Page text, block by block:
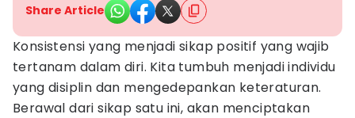
Share Article
Konsistensi yang menjadi sikap positif yang wajib
tertanam dalam diri. Kita tumbuh menjadi individu
yang disiplin dan mengedepankan keteraturan.
Berawal dari sikap satu ini, akan menciptakan